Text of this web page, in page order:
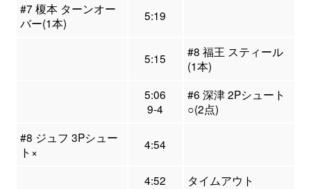
#7 榎本 ターンオー
バー(1本)
5:19
5:15
#8 福王 スティール
(1本)
5:06
9-4
#6 深津 2Pシュート
○(2点)
#8 ジュフ 3Pシュー
ト×
4:54
4:52
タイムアウト